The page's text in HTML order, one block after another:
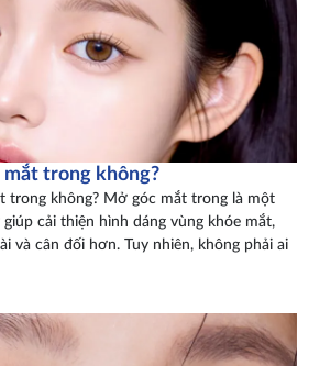
mắt trong không?
trong không? Mở góc mắt trong là một
cải thiện hình dáng vùng khóe mắt,
và cân đối hơn. Tuy nhiên, không phải ai